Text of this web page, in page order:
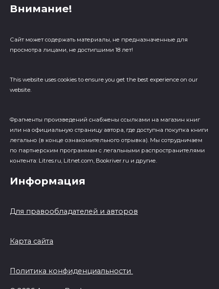
Внимание!
Сайт может содержать материалы, не предназначенные для
просмотра лицами, не достигшими 18 лет!
This website uses cookies to ensure you get the best experience on our
website.
Фрагменты произведений cнабжены ссылками на магазин книг
или на официальную страницу автора, где доступна покупка книги
легально (в конце ознакомительного отрывка). Мы сотрудничаем
по партнерским программам с легальными распространителями
контента: Litres.ru, Litnet.com, Bookriver.ru и другие.
Информация
Для правообладателей и авторов
Карта сайта
Политика конфиденциальности